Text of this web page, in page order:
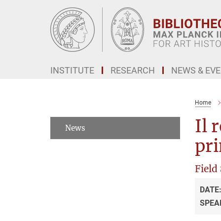
INSTITUTE RESEARCH NEWS &
Home
Il
Field
News